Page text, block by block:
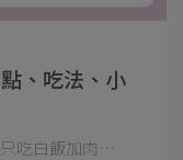
、吃法、小
吃白飯加肉⋯